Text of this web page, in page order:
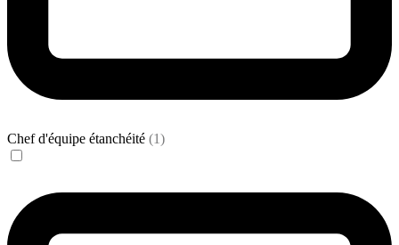
Chef d'équipe étanchéité (1)